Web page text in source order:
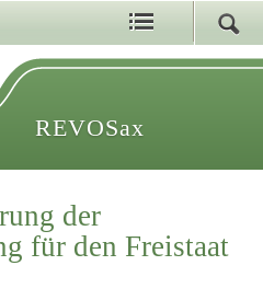
REVOSax
der
für den Freistaat